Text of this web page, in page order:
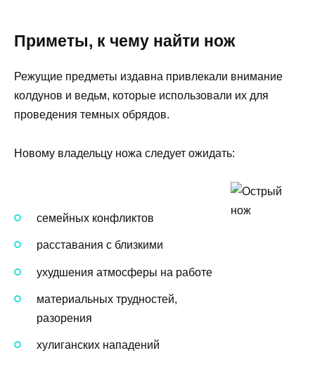
Приметы, к чему найти нож
Режущие предметы издавна привлекали внимание
колдунов и ведьм, которые использовали их для
проведения темных обрядов.
Новому владельцу ножа следует ожидать:
семейных конфликтов
расставания с близкими
ухудшения атмосферы на работе
материальных трудностей,
разорения
хулиганских нападений